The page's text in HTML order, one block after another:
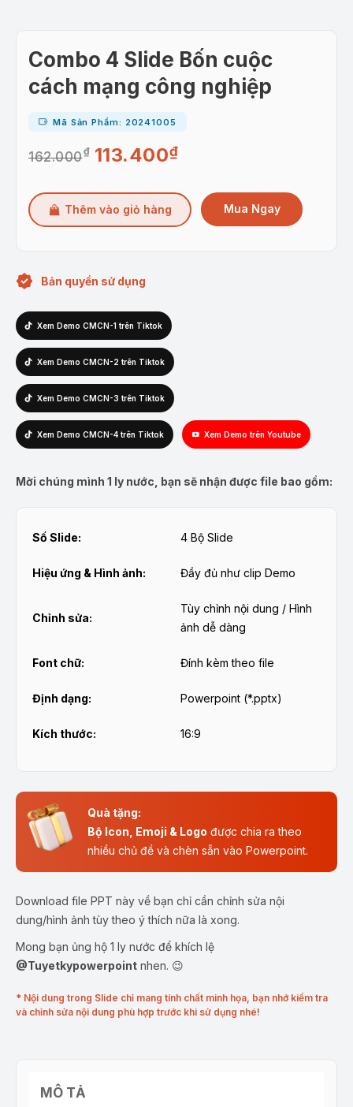
Combo 4 Slide Bốn cuộc
cách mạng công nghiệp
Mã Sản Phẩm: 20241005
162.000₫ Giá
là:
162.000₫.
113.400₫
Giá
tại
là:
113.400₫.
Thêm vào giỏ hàng Mua Ngay
Bản quyền sử dụng
Xem Demo CMCN-1 trên Tiktok
Xem Demo CMCN-2 trên Tiktok
Xem Demo CMCN-3 trên Tiktok
Xem Demo CMCN-4 trên Tiktok Xem Demo trên Youtube
Mời chúng mình 1 ly nước, bạn sẽ nhận được file bao gồm:
Số Slide: 4 Bộ Slide
Hiệu ứng & Hình ảnh: Đầy đủ như clip Demo
Chỉnh sửa:
Tùy chỉnh nội dung / Hình
ảnh dễ dàng
Font chữ: Đính kèm theo file
Định dạng: Powerpoint (*.pptx)
Kích thước: 16:9
Quà tặng:
Bộ Icon, Emoji & Logo được chia ra theo
nhiều chủ đề và chèn sẵn vào Powerpoint.
Download file PPT này về bạn chỉ cần chỉnh sửa nội
dung/hình ảnh tùy theo ý thích nữa là xong.
Mong bạn ủng hộ 1 ly nước để khích lệ
@Tuyetkypowerpoint nhen. 😉
* Nội dung trong Slide chỉ mang tính chất minh họa, bạn nhớ kiểm tra
và chỉnh sửa nội dung phù hợp trước khi sử dụng nhé!
MÔ TẢ